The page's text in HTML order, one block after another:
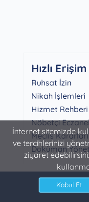
İnternet sitemizde
ve tercihlerinizi
ziyaret
Hızlı Erişim
Ruhsat İzin
Nikah İşlemleri
Hizmet Rehberi
Nöbetçi
Meclis Kararları
Doküman
Şahinbey